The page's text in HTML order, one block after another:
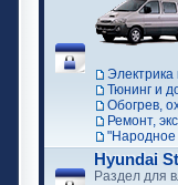
Электрика
Тюнинг и
Обогрев,
Ремонт,
"Народное
Hyundai
Раздел для